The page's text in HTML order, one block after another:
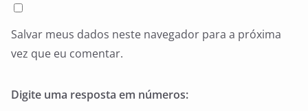
Salvar meus dados neste navegador para a próxima
vez que eu comentar.
Digite uma resposta em números: